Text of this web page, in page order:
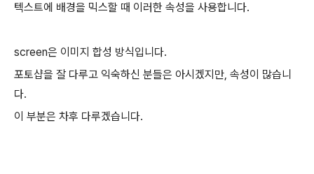
텍스트에 배경을 믹스할 때 이러한 속성을 사용합니다.
screen은 이미지 합성 방식입니다.
포토샵을 잘 다루고 익숙하신 분들은 아시겠지만, 속성이 많습니
다.
이 부분은 차후 다루겠습니다.